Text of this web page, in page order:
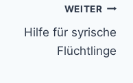
WEITER
Hilfe für syrische
Flüchtlinge